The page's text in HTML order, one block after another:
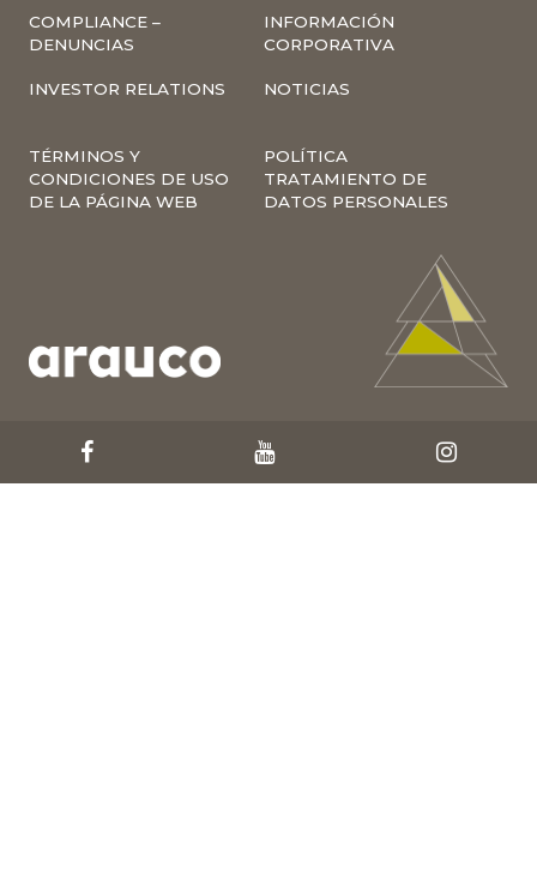
COMPLIANCE –
DENUNCIAS
INFORMACIÓN
CORPORATIVA
INVESTOR RELATIONS NOTICIAS
TÉRMINOS Y
CONDICIONES DE USO
DE LA PÁGINA WEB
POLÍTICA
TRATAMIENTO DE
DATOS PERSONALES